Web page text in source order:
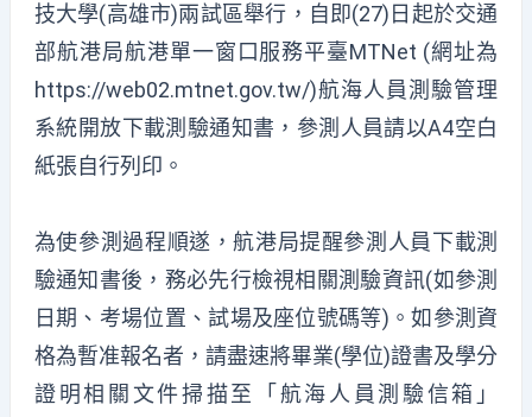
技大學(高雄市)兩試區舉行，自即(27)日起於交通
部航港局航港單一窗口服務平臺MTNet (網址為
https://web02.mtnet.gov.tw/)航海人員測驗管理
系統開放下載測驗通知書，參測人員請以A4空白
紙張自行列印。
為使參測過程順遂，航港局提醒參測人員下載測
驗通知書後，務必先行檢視相關測驗資訊(如參測
日期、考場位置、試場及座位號碼等)。如參測資
格為暫准報名者，請盡速將畢業(學位)證書及學分
證明相關文件掃描至「航海人員測驗信箱」